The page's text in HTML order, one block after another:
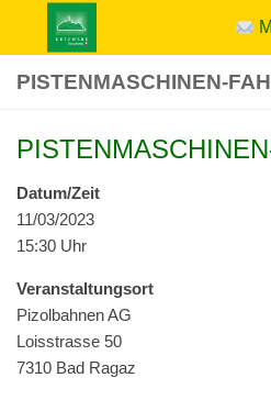
Zum Inhalt springen
PISTENMASCHINEN-
Datum/Zeit
11/03/2023
15:30 Uhr
Ver­anstal­tung­sort
Pizol­bah­nen AG
Lois­strasse 50
7310 Bad Ragaz